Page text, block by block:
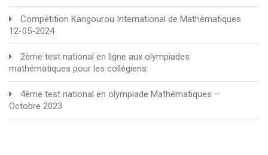
Compétition Kangourou International de Mathématiques
12-05-2024
2ème test national en ligne aux olympiades
mathématiques pour les collégiens:
4ème test national en olympiade Mathématiques –
Octobre 2023